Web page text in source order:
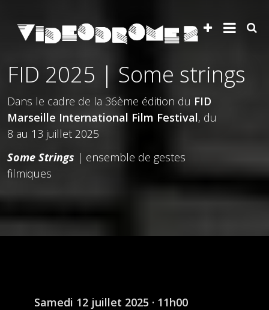
FID 2025 | Some strings
Dans le cadre de la 36ème édition du FID
Marseille International Film Festival, du
8 au 13 juillet 2025
Some Strings | ensemble de gestes
filmiques
Samedi 12 juillet 2025 · 11h00